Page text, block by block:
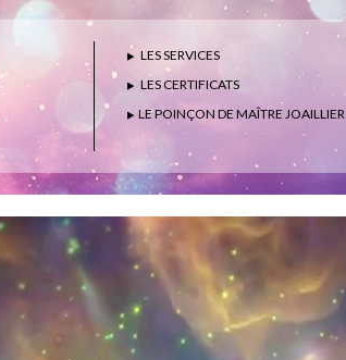
LES SERVICES
LES CERTIFICATS
LE POINÇON DE MAÎTRE JOAILLIER